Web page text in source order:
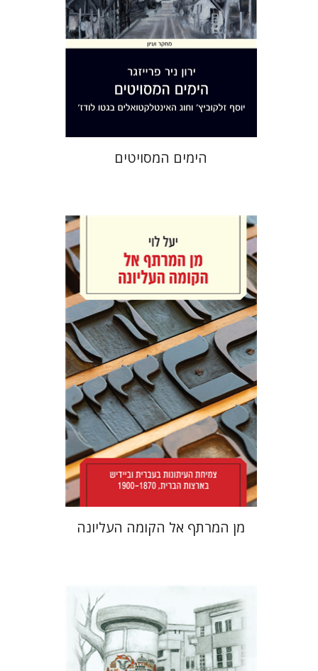
הנחת אתר ספר מודפס
$35
$32
הימים המסויטים
יעל לוי
הנחת אתר ספר מודפס
$42
$38
מן המרתף אל הקומה העליונה
רחל רוז'נסקי
דוד בן-נחום